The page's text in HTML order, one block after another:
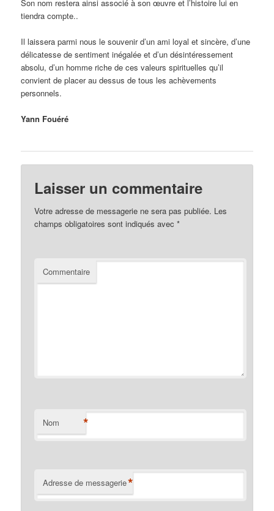
Son nom restera ainsi associé à son œuvre et l’histoire lui en
tiendra compte..
Il laissera parmi nous le souvenir d’un ami loyal et sincère, d’une
délicatesse de sentiment inégalée et d’un désintéressement
absolu, d’un homme riche de ces valeurs spirituelles qu’il
convient de placer au dessus de tous les achèvements
personnels.
Yann Fouéré
Laisser un commentaire
Votre adresse de messagerie ne sera pas publiée. Les
champs obligatoires sont indiqués avec*
Commentaire
Nom *
Adresse de messagerie*